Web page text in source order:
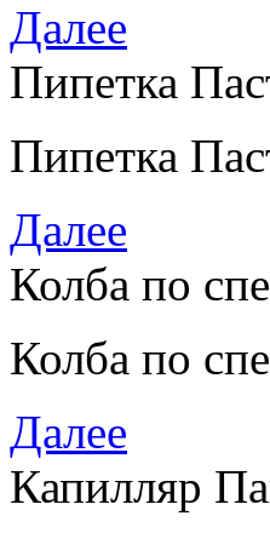
Далее
Пипетка
Пипетка
Далее
Колба по
Колба по
Далее
Капилляр